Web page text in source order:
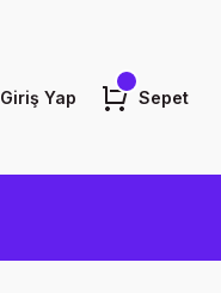
Giriş Yap Sepet